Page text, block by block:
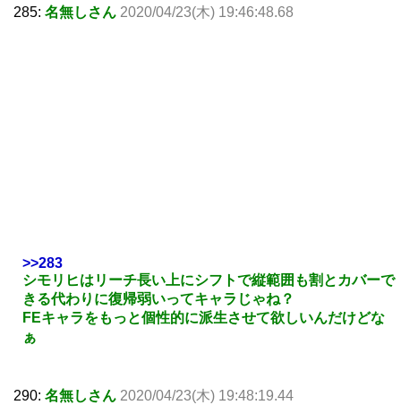
285: 名無しさん 2020/04/23(木) 19:46:48.68
>>283
シモリヒはリーチ長い上にシフトで縦範囲も割とカバーで
きる代わりに復帰弱いってキャラじゃね？
FEキャラをもっと個性的に派生させて欲しいんだけどな
ぁ
290: 名無しさん 2020/04/23(木) 19:48:19.44